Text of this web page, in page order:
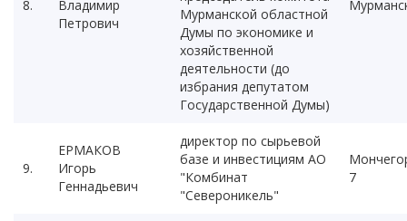
8.
Владимир
Петрович
Мурманской областной
Думы по экономике и
хозяйственной
деятельности (до
избрания депутатом
Государственной Думы)
9.
ЕРМАКОВ
Игорь
Геннадьевич
директор по сырьевой
базе и инвестициям АО
"Комбинат
"Североникель"
7